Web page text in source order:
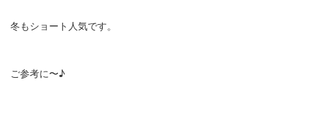
冬もショート人気です。
ご参考に〜♪